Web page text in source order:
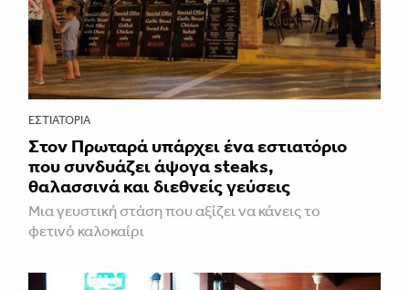
ΕΣΤΙΑΤΌΡΙΑ
Στον Πρωταρά υπάρχει ένα εστιατόριο
που συνδυάζει άψογα steaks,
θαλασσινά και διεθνείς γεύσεις
Μια γευστική στάση που αξίζει να κάνεις το
φετινό καλοκαίρι